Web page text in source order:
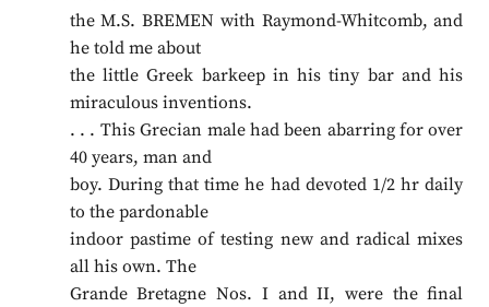
the M.S. BREMEN with Raymond-Whitcomb, and
he told me about
the little Greek barkeep in his tiny bar and his
miraculous inventions.
. . . This Grecian male had been abarring for over
40 years, man and
boy. During that time he had devoted 1/2 hr daily
to the pardonable
indoor pastime of testing new and radical mixes
all his own. The
Grande Bretagne Nos. I and II, were the final